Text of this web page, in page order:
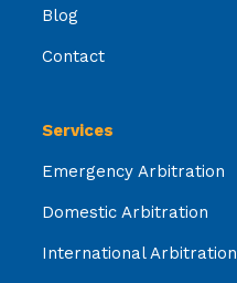
Blog
Contact
Services
Emergency Arbitration
Domestic Arbitration
International Arbitration